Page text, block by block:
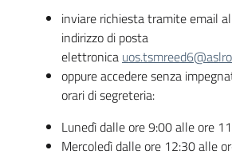
inviare richiesta tramite email
indirizzo di posta
elettronica
oppure accedere senza
orari di segreteria:
Lunedì dalle ore 9:00 alle ore
Mercoledì dalle ore 12:30 alle